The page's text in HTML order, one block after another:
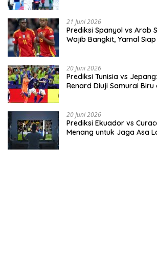
21 Juni 2026
Prediksi Spanyol vs Arab
Wajib Bangkit, Yamal
20 Juni 2026
Prediksi Tunisia vs
Renard Diuji Samurai Biru
20 Juni 2026
Prediksi Ekuador vs
Menang untuk Jaga Asa